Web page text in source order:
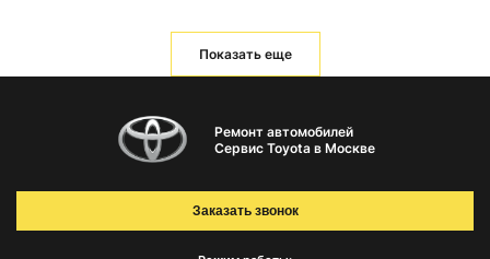
Показать еще
Ремонт автомобилей
Сервис Toyota в Москве
Заказать звонок